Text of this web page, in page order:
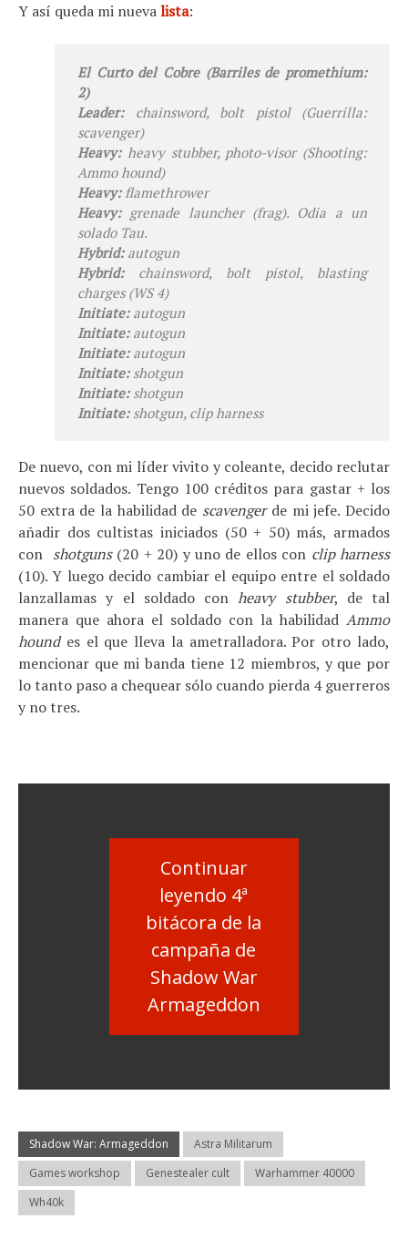
Y así queda mi nuevalista:
El Curtodel Cobre (Barriles de promethium:
2)
Leader:chainsword, bolt pistol (Guerrilla:
scavenger)
Heavy:heavy stubber, photo-visor (Shooting:
Ammo hound)
Heavy:flamethrower
Heavy:grenade launcher (frag). Odia a un
solado Tau.
Hybrid:autogun
Hybrid:chainsword, bolt pistol, blasting
charges (WS 4)
Initiate:autogun
Initiate:autogun
Initiate:autogun
Initiate: shotgun
Initiate: shotgun
Initiate: shotgun, clip harness
De nuevo, con mi líder vivito y coleante, decido reclutar
nuevos soldados. Tengo 100 créditos para gastar + los
50 extra de la habilidad de scavengerde mi jefe. Decido
añadir dos cultistas iniciados (50 + 50) más, armados
con shotguns(20 + 20) y uno de ellos con clip harness
(10). Y luego decido cambiar el equipo entre el soldado
lanzallamas y el soldado conheavy stubber, de tal
manera que ahora el soldado con la habilidad Ammo
houndes el que lleva la ametralladora. Por otro lado,
mencionar que mi banda tiene 12 miembros, y que por
lo tanto paso a chequear sólo cuando pierda 4 guerreros
y no tres.
Continuar
leyendo 4ª
bitácora de la
campaña de
Shadow War
Armageddon
Shadow War: Armageddon
Astra Militarum
Games workshop
Genestealer cult
Warhammer 40000
Wh40k